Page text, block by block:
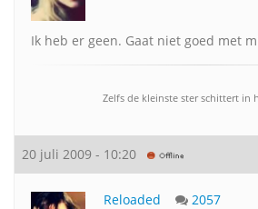
Ik heb er geen. Gaat niet goed met
Zelfs de kleinste ster schittert in
20 juli 2009 - 10:20
Reloaded 2057